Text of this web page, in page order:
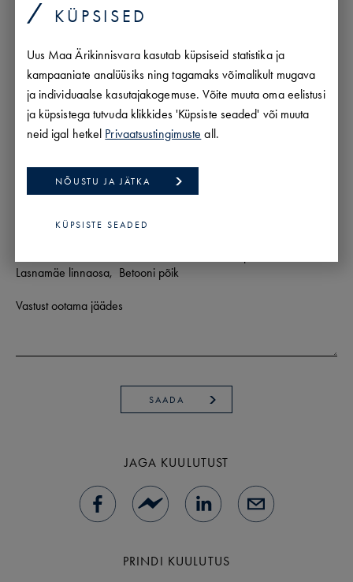
KÜPSISED
Uus Maa Ärikinnisvara kasutab küpsiseid statistika ja
kampaaniate analüüsiks ning tagamaks võimalikult mugava
ja individuaalse kasutajakogemuse. Võite muuta oma eelistusi
ja küpsistega tutvuda klikkides 'Küpsiste seaded' või muuta
neid igal hetkel Privaatsustingimuste all.
NÕUSTU JA JÄTKA
KÜPSISTE SEADED
SAADA PÄRING
SAADA
JAGA KUULUTUST
PRINDI KUULUTUS